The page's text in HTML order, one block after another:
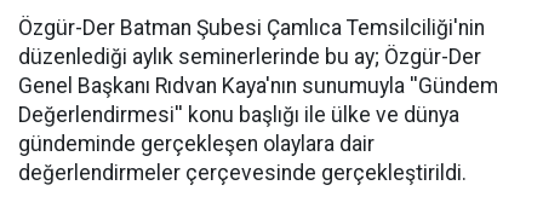
​Özgür-Der Batman Şubesi Çamlıca Temsilciliği'nin
düzenlediği aylık seminerlerinde bu ay; Özgür-Der
Genel Başkanı Rıdvan Kaya'nın sunumuyla ''Gündem
Değerlendirmesi'' konu başlığı ile ülke ve dünya
gündeminde gerçekleşen olaylara dair
değerlendirmeler çerçevesinde gerçekleştirildi.